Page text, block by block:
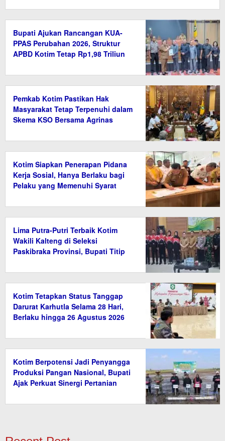
Bupati Ajukan Rancangan KUA-
PPAS Perubahan 2026, Struktur
APBD Kotim Tetap Rp1,98 Triliun
Pemkab Kotim Pastikan Hak
Masyarakat Tetap Terpenuhi dalam
Skema KSO Bersama Agrinas
Kotim Siapkan Penerapan Pidana
Kerja Sosial, Hanya Berlaku bagi
Pelaku yang Memenuhi Syarat
Lima Putra-Putri Terbaik Kotim
Wakili Kalteng di Seleksi
Paskibraka Provinsi, Bupati Titip
Kotim Tetapkan Status Tanggap
Darurat Karhutla Selama 28 Hari,
Berlaku hingga 26 Agustus 2026
Kotim Berpotensi Jadi Penyangga
Produksi Pangan Nasional, Bupati
Ajak Perkuat Sinergi Pertanian